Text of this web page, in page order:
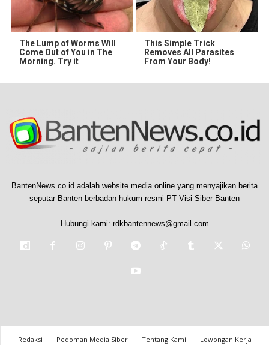
The Lump of Worms Will
Come Out of You in The
Morning. Try it
This Simple Trick
Removes All Parasites
From Your Body!
BantenNews.co.id adalah website media online yang menyajikan berita
seputar Banten berbadan hukum resmi PT Visi Siber Banten
Hubungi kami: rdkbantennews@gmail.com
Redaksi Pedoman Media Siber Tentang Kami
Lowongan Kerja